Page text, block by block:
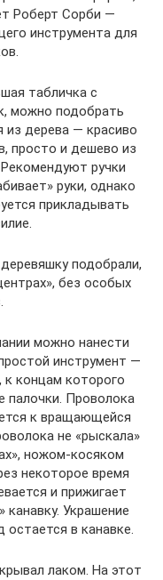
Роберт Сорби —
инструмента для
табличка с
можно подобрать
из дерева — красиво
просто и дешево из
ручки
руки, однако
прикладывать
подобрали,
без особых
можно нанести
инструмент —
концам которого
палочки. Проволока
к вращающейся
не «рыскала»
ножом-косяком
некоторое время
и прижигает
Украшение
в канавке.
лаком. На этот